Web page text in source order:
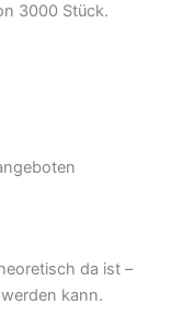
3000 Stück.
da ist –
kann.